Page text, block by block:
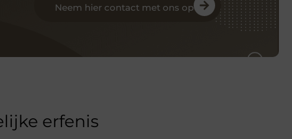
Neem hier contact met ons op
erfenis